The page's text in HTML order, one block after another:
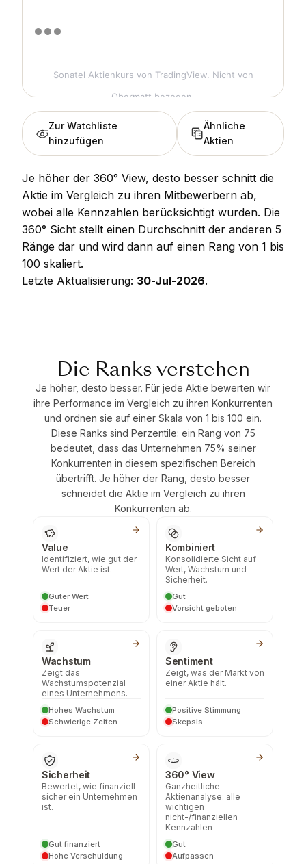
Sonatel Aktienkurs von TradingView. Nicht von
Obermatt bezogen.
Zur Watchliste
hinzufügen
Ähnliche
Aktien
Je höher der 360° View, desto besser schnitt die
Aktie im Vergleich zu ihren Mitbewerbern ab,
wobei alle Kennzahlen berücksichtigt wurden. Die
360° Sicht stellt einen Durchschnitt der anderen 5
Ränge dar und wird dann auf einen Rang von 1 bis
100 skaliert.
Letzte Aktualisierung: 30-Jul-2026.
Die Ranks verstehen
Je höher, desto besser. Für jede Aktie bewerten wir
ihre Performance im Vergleich zu ihren Konkurrenten
und ordnen sie auf einer Skala von 1 bis 100 ein.
Diese Ranks sind Perzentile: ein Rang von 75
bedeutet, dass das Unternehmen 75% seiner
Konkurrenten in diesem spezifischen Bereich
übertrifft. Je höher der Rang, desto besser
schneidet die Aktie im Vergleich zu ihren
Konkurrenten ab.
Value
Identifiziert, wie gut der
Wert der Aktie ist.
Guter Wert
Teuer
Kombiniert
Konsolidierte Sicht auf
Wert, Wachstum und
Sicherheit.
Gut
Vorsicht geboten
Wachstum
Zeigt das
Wachstumspotenzial
eines Unternehmens.
Hohes Wachstum
Schwierige Zeiten
Sentiment
Zeigt, was der Markt von
einer Aktie hält.
Positive Stimmung
Skepsis
Sicherheit
Bewertet, wie finanziell
sicher ein Unternehmen
ist.
Gut finanziert
Hohe Verschuldung
360° View
Ganzheitliche
Aktienanalyse: alle
wichtigen
nicht-/finanziellen
Kennzahlen
Gut
Aufpassen